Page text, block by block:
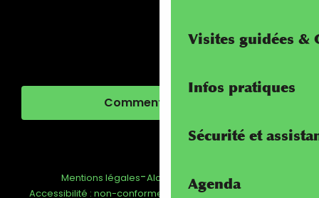
Visites guidées &
Infos pratiques
Sécurité et
Agenda
Comment venir ?
Mentions légales-Alcotra - Interreg -
Accessibilité : non-conforme Gestion du consentement